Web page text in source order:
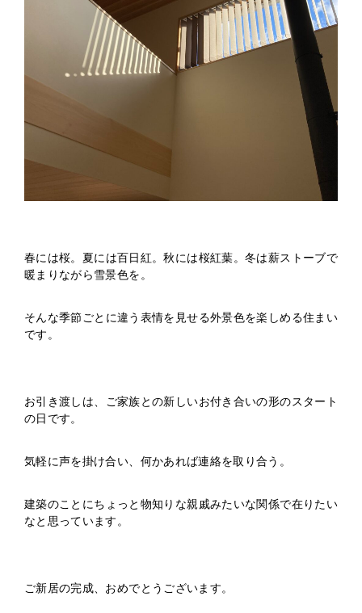
春には桜。夏には百日紅。秋には桜紅葉。冬は薪ストーブで
暖まりながら雪景色を。
そんな季節ごとに違う表情を見せる外景色を楽しめる住まい
です。
お引き渡しは、ご家族との新しいお付き合いの形のスタート
の日です。
気軽に声を掛け合い、何かあれば連絡を取り合う。
建築のことにちょっと物知りな親戚みたいな関係で在りたい
なと思っています。
ご新居の完成、おめでとうございます。